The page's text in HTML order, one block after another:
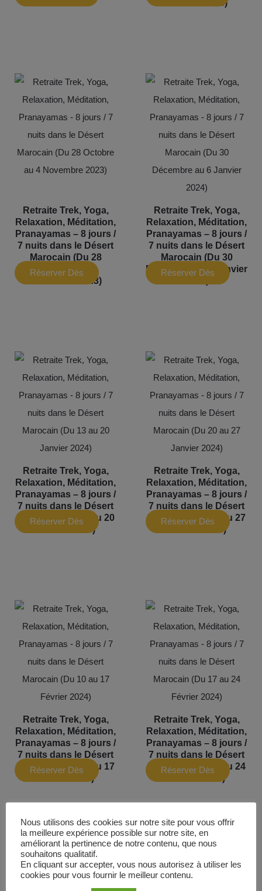
Octobre 2023)
Retraite Trek, Yoga,
Relaxation, Méditation,
Pranayamas – 8 jours /
7 nuits dans le Désert
Marocain (Du 28
Octobre au 4
Novembre 2023)
Réserver Dès
Retraite Trek, Yoga,
Relaxation, Méditation,
Pranayamas – 8 jours /
7 nuits dans le Désert
Marocain (Du 30
Décembre au 6 Janvier
Réserver Dès
Retraite Trek, Yoga,
Relaxation, Méditation,
Pranayamas – 8 jours /
7 nuits dans le Désert
Marocain (Du 13 au 20
Janvier 2024)
Réserver Dès
Retraite Trek, Yoga,
Relaxation, Méditation,
Pranayamas – 8 jours /
7 nuits dans le Désert
Marocain (Du 20 au 27
Janvier 2024)
Réserver Dès
Retraite Trek, Yoga,
Relaxation, Méditation,
Pranayamas – 8 jours /
7 nuits dans le Désert
Marocain (Du 10 au 17
Février 2024)
Réserver Dès
Retraite Trek, Yoga,
Relaxation, Méditation,
Pranayamas – 8 jours /
7 nuits dans le Désert
Marocain (Du 17 au 24
Février 2024)
Réserver Dès
Nous utilisons des cookies sur notre site pour vous offrir
la meilleure expérience possible sur notre site, en
améliorant la pertinence de notre contenu, que nous
souhaitons qualitatif.
En cliquant sur accepter, vous nous autorisez à utiliser les
cookies pour vous fournir le meilleur contenu.